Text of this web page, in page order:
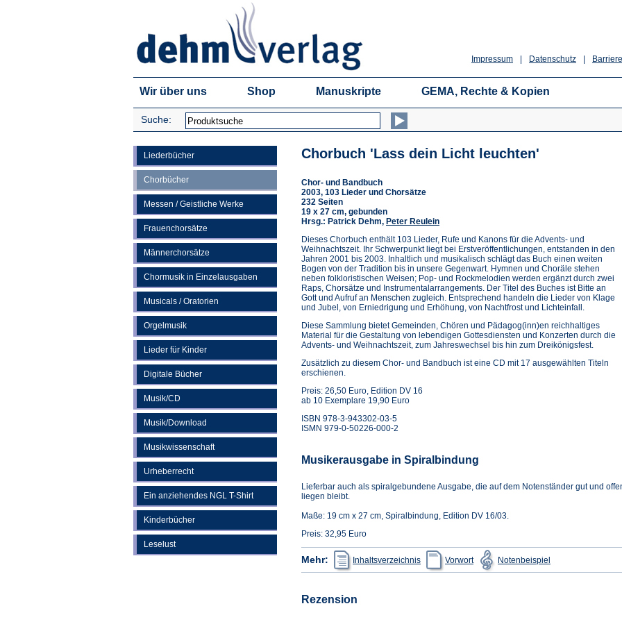
Datenschutz
Impressum
Wir über uns Shop Manuskripte GEMA, Rechte & Kopien
Suche:
Liederbücher
Chorbücher
Messen / Geistliche Werke
Frauenchorsätze
Männerchorsätze
Chormusik in Einzelausgaben
Musicals / Oratorien
Orgelmusik
Lieder für Kinder
Digitale Bücher
Musik/CD
Musik/Download
Musikwissenschaft
Urheberrecht
Ein anziehendes NGL T-Shirt
Kinderbücher
Leselust
Chorbuch 'Lass dein Licht leuchten'
Chor- und Bandbuch
2003, 103 Lieder und Chorsätze
232 Seiten
19 x 27 cm, gebunden
Hrsg.: Patrick Dehm, Peter Reulein
Dieses Chorbuch enthält 103 Lieder, Rufe und Kanons für die Advents- und
Weihnachtszeit. Ihr Schwerpunkt liegt bei Erstveröffentlichungen, entstanden in den
Jahren 2001 bis 2003. Inhaltlich und musikalisch schlägt das Buch einen weiten
Bogen von der Tradition bis in unsere Gegenwart. Hymnen und Choräle stehen
neben folkloristischen Weisen; Pop- und Rockmelodien werden ergänzt durch zwei
Raps, Chorsätze und Instrumentalarrangements. Der Titel des Buches ist Bitte an
Gott und Aufruf an Menschen zugleich. Entsprechend handeln die Lieder von Klage
und Jubel, von Erniedrigung und Erhöhung, von Nachtfrost und Lichteinfall.
Diese Sammlung bietet Gemeinden, Chören und Pädagog(inn)en reichhaltiges
Material für die Gestaltung von lebendigen Gottesdiensten und Konzerten durch die
Advents- und Weihnachtszeit, zum Jahreswechsel bis hin zum Dreikönigsfest.
Zusätzlich zu diesem Chor- und Bandbuch ist eine CD mit 17 ausgewählten Titeln
erschienen.
Preis: 26,50 Euro, Edition DV 16
ab 10 Exemplare 19,90 Euro
ISBN 978-3-943302-03-5
ISMN 979-0-50226-000-2
Musikerausgabe in Spiralbindung
Lieferbar auch als spiralgebundene Ausgabe, die auf dem Notenständer gut und
liegen bleibt.
Maße: 19 cm x 27 cm, Spiralbindung, Edition DV 16/03.
Preis: 32,95 Euro
Mehr: Inhaltsverzeichnis
(Öffnet
in
einem
Vorwort
(Öffnet
in
einem
Notenbeispiel in
einem
Rezension